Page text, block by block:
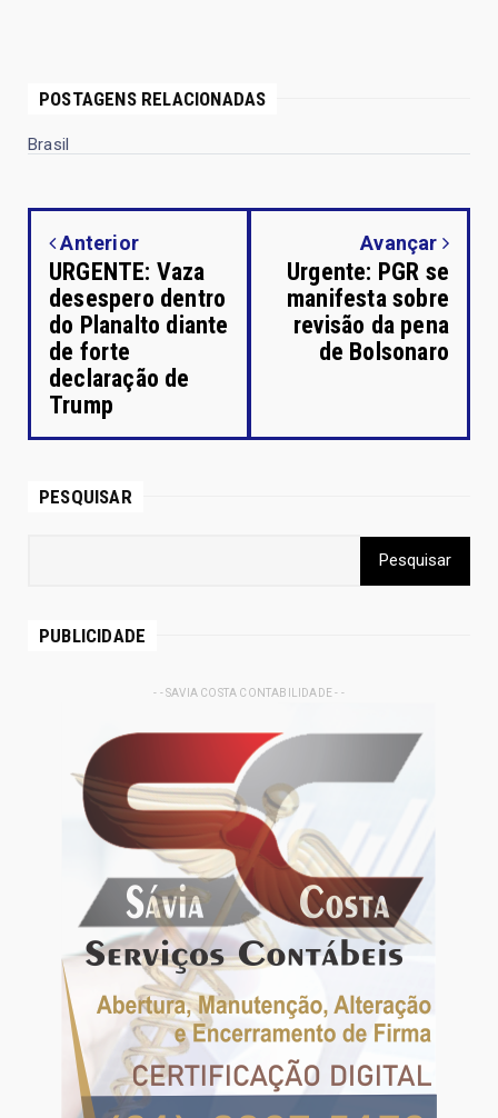
POSTAGENS RELACIONADAS
Brasil
Anterior
URGENTE: Vaza
desespero dentro
do Planalto diante
de forte
declaração de
Trump
Avançar
Urgente: PGR se
manifesta sobre
revisão da pena
de Bolsonaro
PESQUISAR
PUBLICIDADE
- - SAVIA COSTA CONTABILIDADE - -